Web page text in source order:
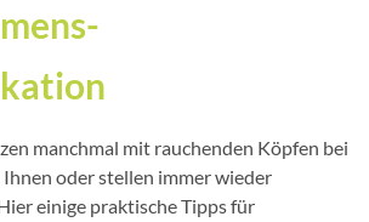
manchmal mit rauchenden Köpfen bei
oder stellen immer wieder
einige praktische Tipps für